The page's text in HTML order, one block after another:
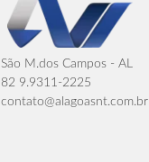
São M.dos Campos - AL
82 9.9311-2225
contato@alagoasnt.com.br